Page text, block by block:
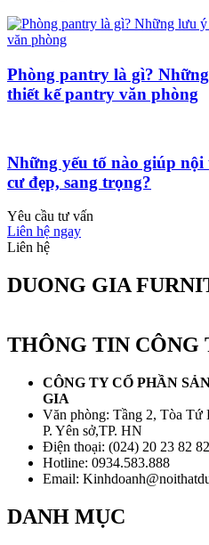
Phòng pantry là gì?
thiết kế pantry văn phòng
Những yếu tố nào giúp
cư đẹp, sang trọng?
Yêu cầu tư vấn
Liên hệ ngay
Liên hệ
DUONG GIA
THÔNG TIN CÔNG
CÔNG TY CỔ PHẦN
GIA
Văn phòng: Tầng 2, Tòa
P. Yên sở,TP. HN
Điện thoại: (024) 20 23 82 82
Hotline: 0934.583.888
Email:
DANH MỤC